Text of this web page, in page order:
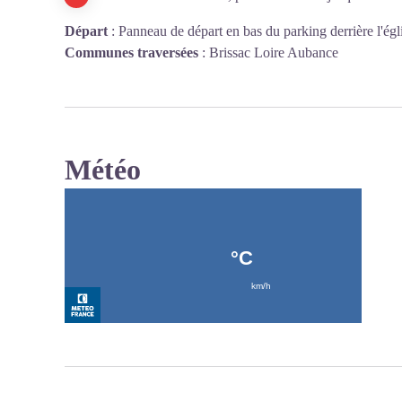
Départ : Panneau de départ en bas du parking derrière
Communes traversées : Brissac Loire Aubance
Météo